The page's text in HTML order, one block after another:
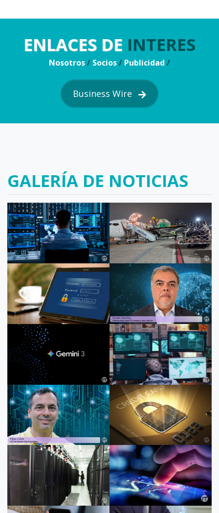
ENLACES DE INTERES
Nosotros/ Socios/ Publicidad /
Business Wire
GALERÍA DE NOTICIAS